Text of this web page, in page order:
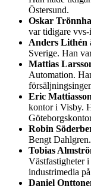
Östersund.
Oskar
var tidigare
Anders Lithén
Sverige. Han
Mattias
Automation.
Eric Mattiasson
kontor i Visby.
Robin
Bengt
Tobias
Västfastigheter
industrimedia
Daniel